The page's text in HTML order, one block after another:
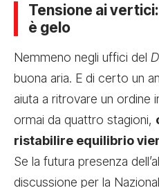
Tensione ai
è gelo
Nemmeno negli uffici del
buona aria. E di certo un
aiuta a ritrovare un ordine
ormai da quattro stagioni,
ristabilire equilibrio
Se la futura presenza
discussione per la